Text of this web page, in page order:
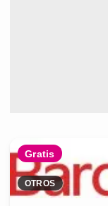
Gratis
OTROS